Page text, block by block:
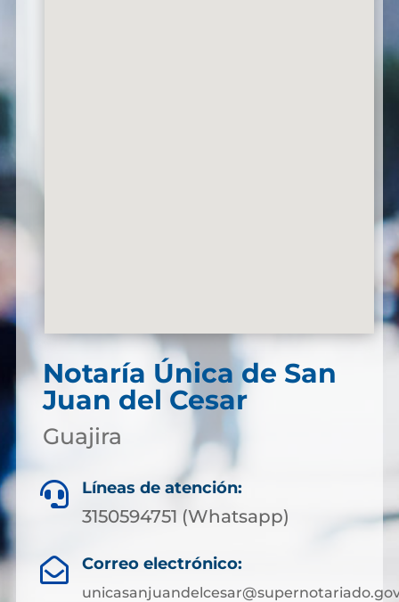
Notaría Única de San
Juan del Cesar
Guajira
 Líneas de atención:
3150594751 (Whatsapp)
 Correo electrónico: